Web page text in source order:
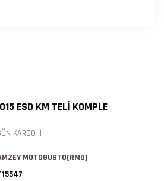
ESD KM TELİ KOMPLE
KARGO !!
MOTOGUSTO(RMG)